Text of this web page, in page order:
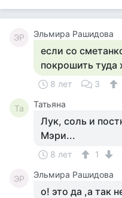
ЭР Эльмира Рашидова
если со
покрошить туда
8 лет 3
Та Татьяна
Лук, соль и
Мэри...
8 лет 1
ЭР Эльмира Рашидова
о! это да ,а так